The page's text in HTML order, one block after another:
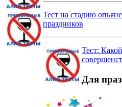
Тест на стадию
праздников
Тест:
Для